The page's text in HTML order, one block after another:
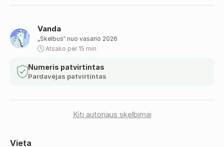
Vanda
„Skelbus“ nuo vasario 2026
Atsako per 15 min
Numeris patvirtintas
Pardavėjas patvirtintas
Kiti autoriaus skelbimai
Vieta